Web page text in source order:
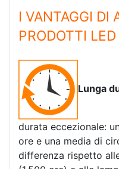
I VANTAGGI DI
PRODOTTI LED
Lunga
durata eccezionale:
ore e una media di
differenza rispetto